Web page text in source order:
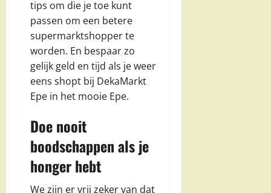
tips om die je toe kunt
passen om een betere
supermarktshopper te
worden. En bespaar zo
gelijk geld en tijd als je weer
eens shopt bij DekaMarkt
Epe in het mooie Epe.
Doe nooit
boodschappen als je
honger hebt
We zijn er vrij zeker van dat